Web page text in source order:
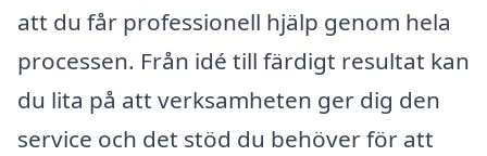
att du får professionell hjälp genom hela
processen. Från idé till färdigt resultat kan
du lita på att verksamheten ger dig den
service och det stöd du behöver för att